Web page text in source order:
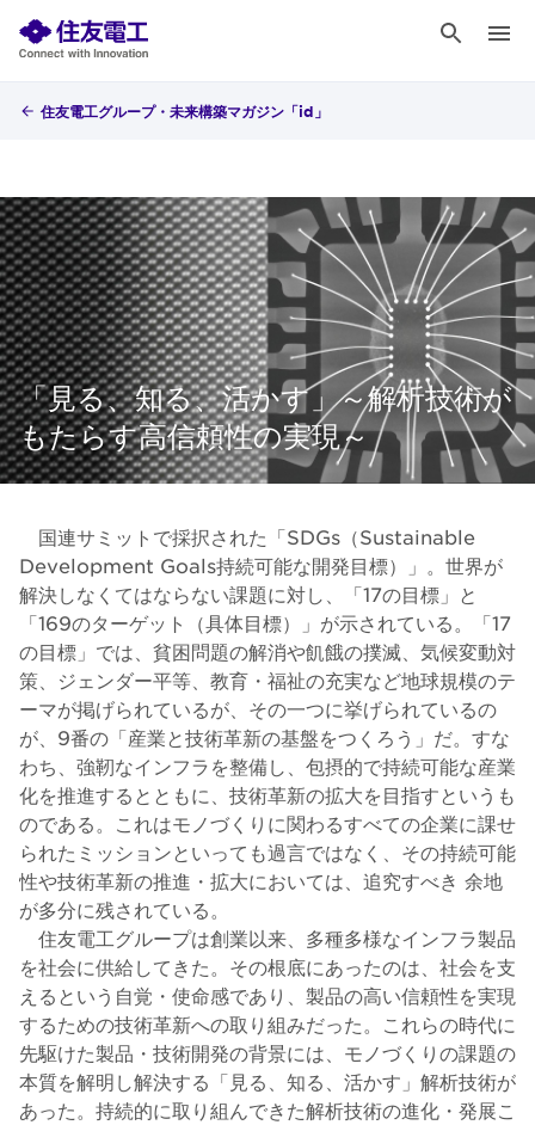
住友電工グループ・未来構築マガジン「id」
「見る、知る、活かす」～解析技術が
もたらす高信頼性の実現～
国連サミットで採択された「SDGs（Sustainable
Development Goals持続可能な開発目標）」。世界が
解決しなくてはならない課題に対し、「17の目標」と
「169のターゲット（具体目標）」が示されている。「17
の目標」では、貧困問題の解消や飢餓の撲滅、気候変動対
策、ジェンダー平等、教育・福祉の充実など地球規模のテ
ーマが掲げられているが、その一つに挙げられているの
が、9番の「産業と技術革新の基盤をつくろう」だ。すな
わち、強靭なインフラを整備し、包摂的で持続可能な産業
化を推進するとともに、技術革新の拡大を目指すというも
のである。これはモノづくりに関わるすべての企業に課せ
られたミッションといっても過言ではなく、その持続可能
性や技術革新の推進・拡大においては、追究すべき 余地
が多分に残されている。
住友電工グループは創業以来、多種多様なインフラ製品
を社会に供給してきた。その根底にあったのは、社会を支
えるという自覚・使命感であり、製品の高い信頼性を実現
するための技術革新への取り組みだった。これらの時代に
先駆けた製品・技術開発の背景には、モノづくりの課題の
本質を解明し解決する「見る、知る、活かす」解析技術が
あった。持続的に取り組んできた解析技術の進化・発展こ